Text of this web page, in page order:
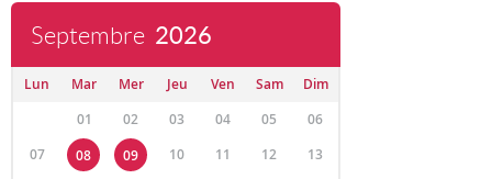
Septembre 2026
Lun Mar Mer Jeu Ven Sam
Dim
01
02 03 04 05
06
07
08 09 10 11 12
13